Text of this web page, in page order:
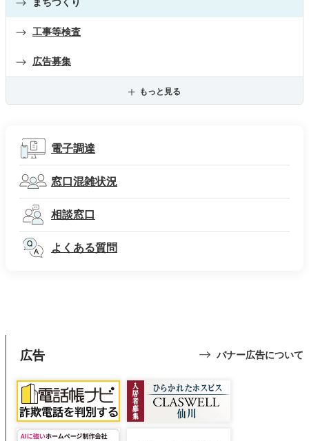
まちづくり
工事等検査
広告募集
もっと見る
電子調達
窓口混雑状況
相談窓口
よくある質問
広告 バナー広告について